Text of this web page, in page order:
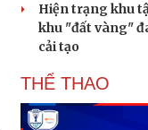
Hiện trạng khu
khu "đất vàng"
cải tạo
THỂ THAO